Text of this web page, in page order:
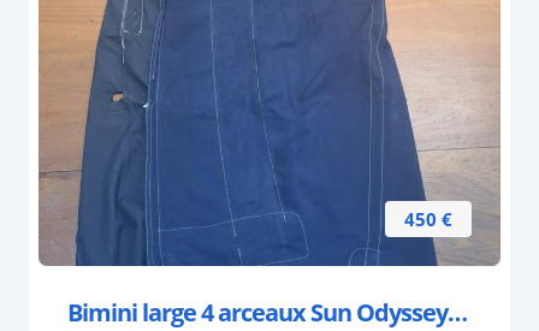
450 €
Bimini large 4 arceaux Sun Odyssey 37